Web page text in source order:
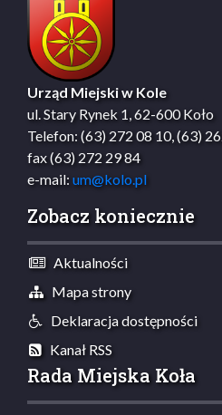
Urząd Miejski w Kole
ul. Stary Rynek 1, 62-600 Koło
Telefon: (63) 272 08 10, (63)
fax (63) 272 29 84
e-mail: um@kolo.pl
Zobacz koniecznie
Aktualności
Mapa strony
Deklaracja dostępności
Kanał RSS
Rada Miejska Koła